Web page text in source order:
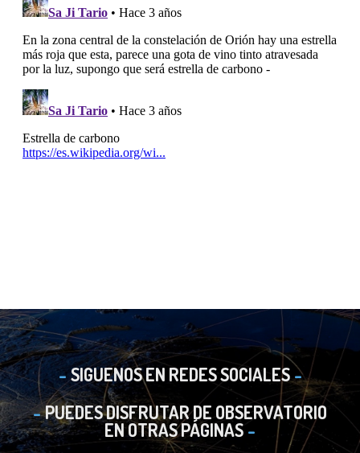
SIGUENOS EN REDES SOCIALES
PUEDES DISFRUTAR DE OBSERVATORIO
EN OTRAS PÁGINAS